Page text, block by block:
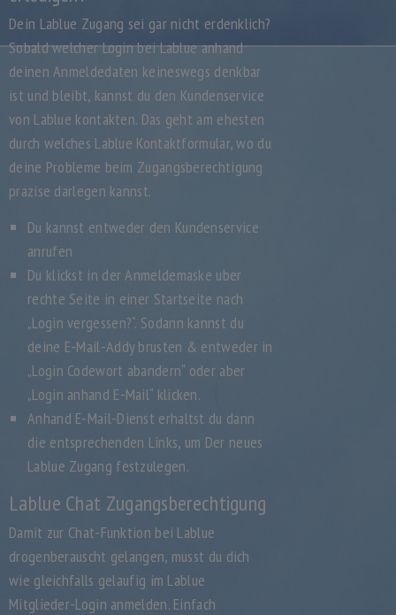
Dein Lablue Zugang sei gar nicht erdenklich?
Sobald welcher Login bei Lablue anhand
deinen Anmeldedaten keineswegs denkbar
ist und bleibt, kannst du den Kundenservice
von Lablue kontakten. Das geht am ehesten
durch welches Lablue Kontaktformular, wo du
deine Probleme beim Zugangsberechtigung
prazise darlegen kannst.
Du kannst entweder den Kundenservice
anrufen
Du klickst in der Anmeldemaske uber
rechte Seite in einer Startseite nach
„Login vergessen?“. Sodann kannst du
deine E-Mail-Addy brusten & entweder in
„Login Codewort abandern“ oder aber
„Login anhand E-Mail“ klicken.
Anhand E-Mail-Dienst erhaltst du dann
die entsprechenden Links, um Der neues
Lablue Zugang festzulegen.
Lablue Chat Zugangsberechtigung
Damit zur Chat-Funktion bei Lablue
drogenberauscht gelangen, musst du dich
wie gleichfalls gelaufig im Lablue
Mitglieder-Login anmelden. Einfach